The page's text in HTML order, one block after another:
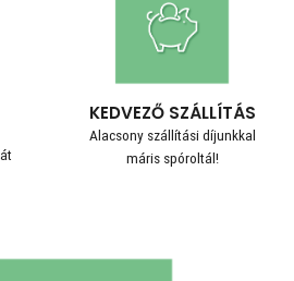
KEDVEZŐ SZÁLLÍTÁS
Alacsony szállítási díjunkkal
máris spóroltál!